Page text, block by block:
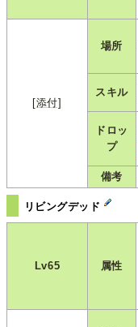
[添付]
場所
スキル
ドロッ
プ
備考
リビングデッド
Lv65 属性